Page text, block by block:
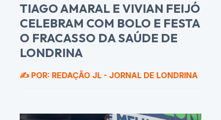
TIAGO AMARAL E VIVIAN FEIJÓ
CELEBRAM COM BOLO E FESTA
O FRACASSO DA SAÚDE DE
LONDRINA
✍️ POR: REDAÇÃO JL - JORNAL DE LONDRINA